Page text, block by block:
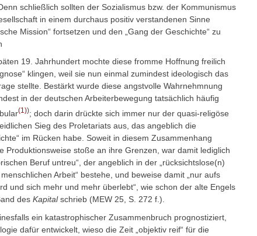
schließlich sollten der Sozialismus bzw. der Kommunismus
in einem durchaus positiv verstandenen Sinne
Mission“ fortsetzen und den „Gang der Geschichte“ zu
19. Jahrhundert mochte diese fromme Hoffnung freilich
klingen, weil sie nun einmal zumindest ideologisch das
stellte. Bestärkt wurde diese angstvolle Wahrnehmnung
in der deutschen Arbeiterbewegung tatsächlich häufig
(1)); doch darin drückte sich immer nur der quasi-religöse
Sieg des Proletariats aus, das angeblich die
im Rücken habe. Soweit in diesem Zusammenhang
Produktionsweise stoße an ihre Grenzen, war damit lediglich
Beruf untreu“, der angeblich in der „rücksichtslose(n)
Arbeit“ bestehe, und beweise damit „nur aufs
und sich mehr und mehr überlebt“, wie schon der alte Engels
des Kapitalschrieb (MEW 25, S. 272 f.).
ein katastrophischer Zusammenbruch prognostiziert,
dafür entwickelt, wieso die Zeit „objektiv reif“ für die